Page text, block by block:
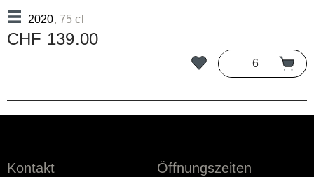
2020, 75 cl
CHF 139.00
Kontakt Öffnungszeiten